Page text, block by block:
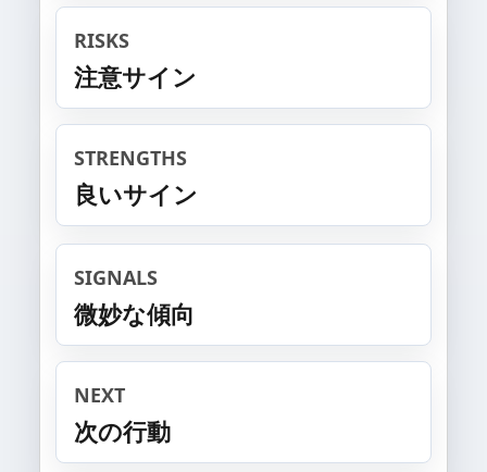
RISKS
注意サイン
STRENGTHS
良いサイン
SIGNALS
微妙な傾向
NEXT
次の行動